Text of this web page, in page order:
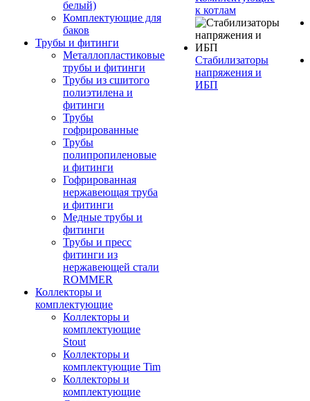
белый)
Комплектующие для
баков
Трубы и фитинги
Металлопластиковые
трубы и фитинги
Трубы из сшитого
полиэтилена и
фитинги
Трубы
гофрированные
Трубы
полипропиленовые
и фитинги
Гофрированная
нержавеющая труба
и фитинги
Медные трубы и
фитинги
Трубы и пресс
фитинги из
нержавеющей стали
ROMMER
Коллекторы и
комплектующие
Коллекторы и
комплектующие
Stout
Коллекторы и
комплектующие Tim
Коллекторы и
комплектующие
к котлам
Стабилизаторы
напряжения и
ИБП